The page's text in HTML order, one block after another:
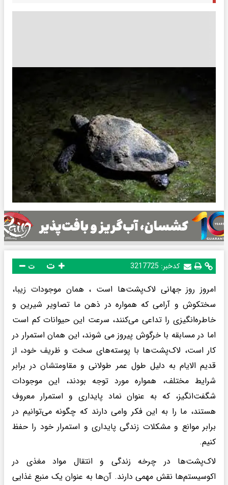
کدخبر: 3217725 ت
امروز روز جهانی لاک‌پشت‌ها است ، همان موجودات زیبا،
سختکوش و آرامی که همواره در ذهن ما تصاویر شیرین و
خاطره‌انگیزی را تداعی می‌کنند، سرعت این حیوانات کم است
اما در مسابقه با خرگوش پیروز می شوند، این همان استمرار در
کار است، لاک‌پشت‌ها با پوسته‌های سخت و ظریف خود، از
قدیم الایام به دلیل طول عمر طولانی و مقاومتشان در برابر
شرایط مختلف، همواره مورد توجه بودند، این موجودات
شگفت‌انگیز، که به‌ عنوان نماد پایداری و استمرار معروف
هستند، ما را به این فکر وامی دارند که چگونه می‌توانیم در
برابر موانع و مشکلات زندگی پایداری و استمرار خود را حفظ
کنیم.
لاک‌پشت‌ها در چرخه زندگی و انتقال مواد مغذی در
اکوسیستم‌ها نقش مهمی دارند. آن‌ها به عنوان یک منبع غذایی